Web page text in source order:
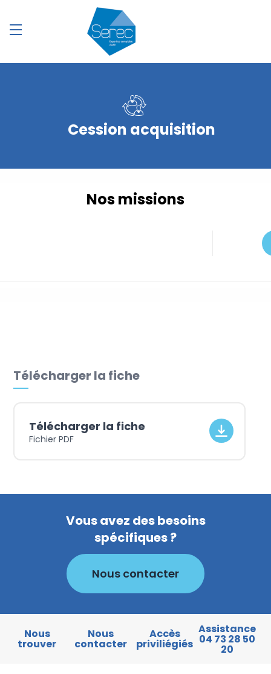
Cession acquisition
Nos missions
Télécharger la fiche
Télécharger la fiche
Fichier PDF
Vous avez des besoins
spécifiques ?
Nous contacter
Nous
trouver
Nous
contacter
Accès
priviliégiés
Assistance
04 73 28 50
20